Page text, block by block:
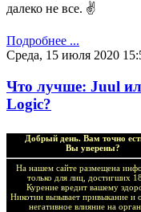
далеко не все. ✌
Подробнее ...
Среда, 15 июля 2020
Что лучше: Juul
Logic?
Добрый день. Вам точно
Вы уверены?
На нашем сайте размещена
только для лиц, достигших 18
Курение вредит вашему
Никотин вызывает привыкание и
негативное влияние на